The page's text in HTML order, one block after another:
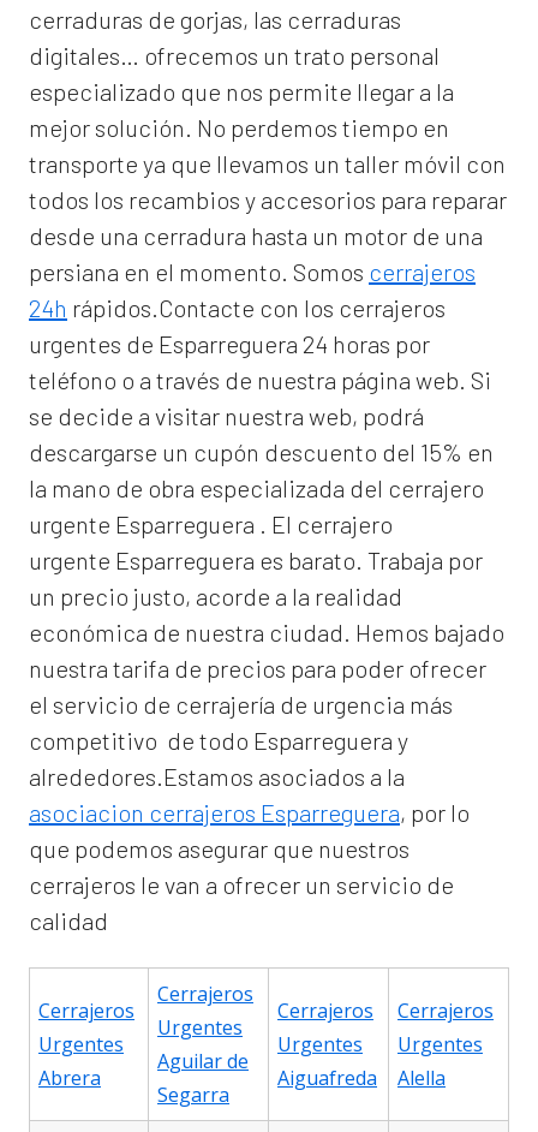
cerraduras de gorjas, las cerraduras
digitales… ofrecemos un trato personal
especializado que nos permite llegar a la
mejor solución. No perdemos tiempo en
transporte ya que llevamos un taller móvil con
todos los recambios y accesorios para reparar
desde una cerradura hasta un motor de una
persiana en el momento. Somos cerrajeros
24h rápidos.Contacte con los cerrajeros
urgentes de Esparreguera 24 horas por
teléfono o a través de nuestra página web. Si
se decide a visitar nuestra web, podrá
descargarse un cupón descuento del 15% en
la mano de obra especializada del cerrajero
urgente Esparreguera . El cerrajero
urgente Esparreguera es barato. Trabaja por
un precio justo, acorde a la realidad
económica de nuestra ciudad. Hemos bajado
nuestra tarifa de precios para poder ofrecer
el servicio de cerrajería de urgencia más
competitivo de todo Esparreguera y
alrededores.Estamos asociados a la
asociacion cerrajeros Esparreguera, por lo
que podemos asegurar que nuestros
cerrajeros le van a ofrecer un servicio de
calidad
Cerrajeros
Urgentes
Abrera
Cerrajeros
Urgentes
Aguilar de
Segarra
Cerrajeros
Urgentes
Aiguafreda
Cerrajeros
Urgentes
Alella